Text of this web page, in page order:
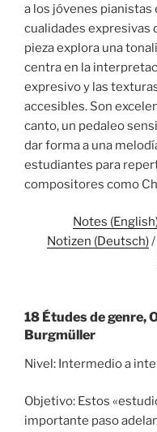
a los jóvenes pianistas
cualidades expresivas
pieza explora una
centra en la
expresivo y las
accesibles. Son
canto, un pedaleo
dar forma a una
estudiantes para
compositores como
Notes
Notizen (Deutsch)/
18 Études de genre,
Burgmüller
Nivel: Intermedio a
Objetivo: Estos
importante paso